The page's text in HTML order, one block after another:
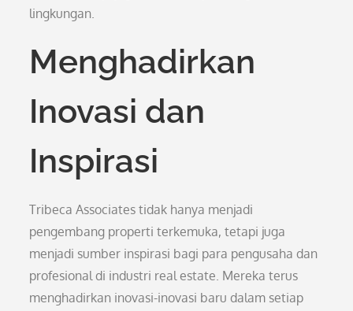
lingkungan.
Menghadirkan
Inovasi dan
Inspirasi
Tribeca Associates tidak hanya menjadi
pengembang properti terkemuka, tetapi juga
menjadi sumber inspirasi bagi para pengusaha dan
profesional di industri real estate. Mereka terus
menghadirkan inovasi-inovasi baru dalam setiap